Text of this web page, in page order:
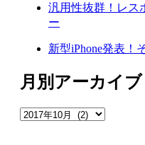
汎用性抜群！レス
ー
新型iPhone発表！
月別アーカイブ